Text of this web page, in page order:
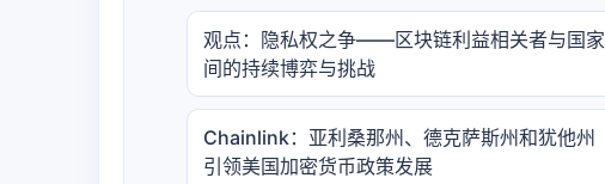
观点：隐私权之争——区块链利益相关者与国家
间的持续博弈与挑战
Chainlink：亚利桑那州、德克萨斯州和犹他州
引领美国加密货币政策发展